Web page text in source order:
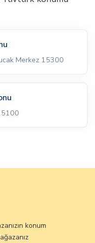
Merkez 15300
konum